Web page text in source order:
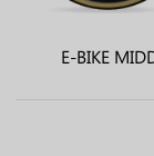
E-BIKE